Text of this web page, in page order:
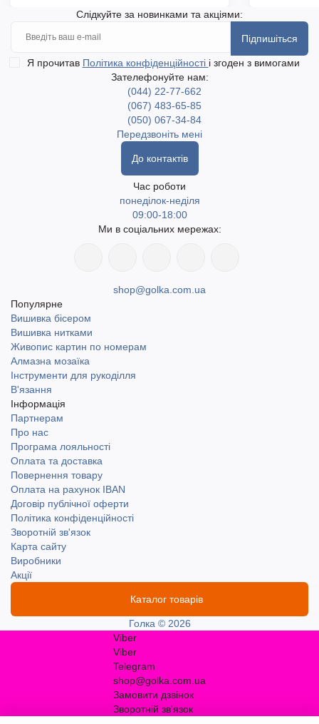
Слідкуйте за новинками та акціями:
Підпишіться
Я прочитав Політика конфіденційності і згоден з вимогами
Зателефонуйте нам:
(044) 22-77-662
(067) 483-65-85
(050) 067-34-84
Передзвоніть мені
До контактів
Час роботи
понеділок-неділя
09:00-18:00
Ми в соціальних мережах:
shop@golka.com.ua
Популярне
Вишивка бісером
Вишивка нитками
Живопис картин по номерам
Алмазна мозаїка
Інструменти для рукоділля
В'язання
Інформація
Партнерам
Про нас
Програма лояльності
Оплата та доставка
Повернення товару
Оплата на рахунок IBAN
Договір публічної оферти
Політика конфіденційності
Зворотній зв'язок
Карта сайту
Виробники
Акції
Каталог товарів
Голка © 2026
Viber
Viber
Telegram
shop@golka.com.ua
Замовити дзвінок
Зворотній зв'язок